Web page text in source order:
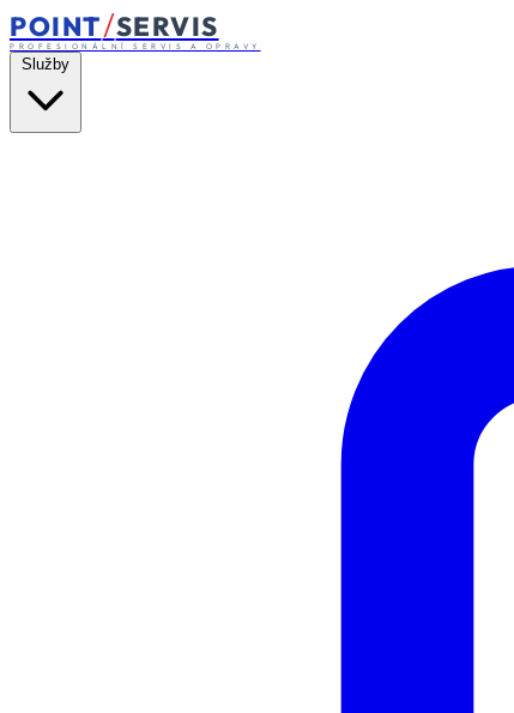
POINT/SERVIS
PROFESIONÁLNÍ SERVIS A OPRAVY
Služby